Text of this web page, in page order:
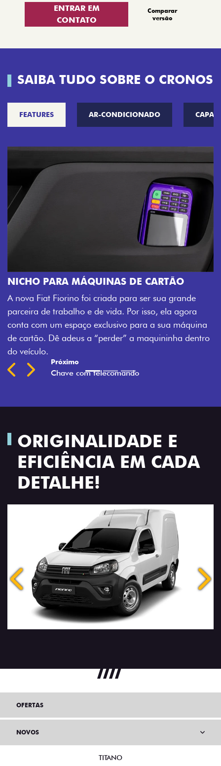
ENTRAR EM
CONTATO
Comparar
versão
SAIBA TUDO SOBRE O CRONOS
FEATURES AR-CONDICIONADO
DE CARTÃO
ser sua grande
isso, ela agora
para a sua máquina
a maquininha dentro
CHAVE COM
Agora, a chave da sua nova
veículo também à distância, e
fechadura. São detalhes como
mais fluidez para o seu dia de
PreviousNext
ORIGINALIDADE E
EFICIÊNCIA EM CADA
DETALHE!
Anterior
OFERTAS
NOVOS
TITANO